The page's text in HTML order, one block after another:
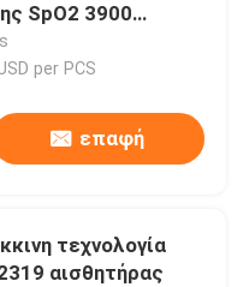
SpO2 3900
χρήσης SpO2
μη υφαμένος
per PCS
επαφή
τεχνολογία
αισθητήρας